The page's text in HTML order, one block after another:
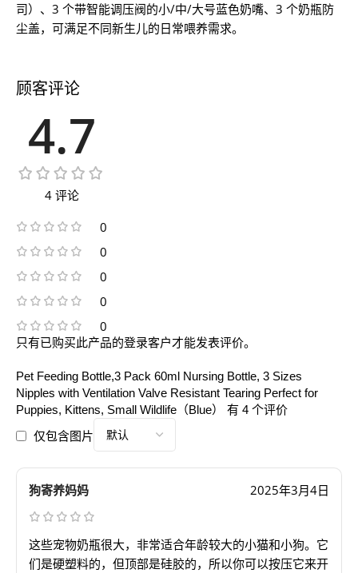
司）、3 个带智能调压阀的小/中/大号蓝色奶嘴、3 个奶瓶防
尘盖，可满足不同新生儿的日常喂养需求。
顾客评论
4.7
4 评论
0
0
0
0
0
Pet Feeding Bottle,3 Pack 60ml Nursing Bottle, 3 Sizes
Nipples with Ventilation Valve Resistant Tearing Perfect for
Puppies, Kittens, Small Wildlife（Blue）
有 4 个评价
仅包含图片
狗寄养妈妈 2025年3月4日
这些宠物奶瓶很大，非常适合年龄较大的小猫和小狗。它
们是硬塑料的，但顶部是硅胶的，所以你可以按压它来开
只有已购买此产品的登录客户才能发表评价。